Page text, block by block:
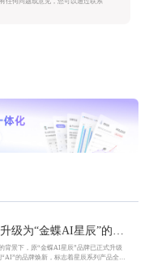
级为“金蝶AI星辰”的官
背景下，原“金蝶AI星辰”品牌已正式升级
的品牌焕新，标志着星辰系列产品全面